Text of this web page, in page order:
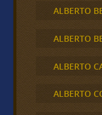
ALBERTO
ALBERTO
ALBERTO
ALBERTO